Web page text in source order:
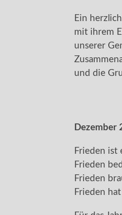
Ein
mit ihrem
unserer
und die
Dezember
Frieden ist
Frieden
Frieden
Frieden